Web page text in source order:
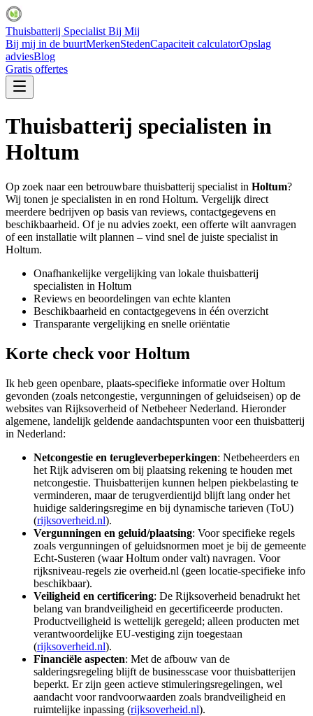
Thuisbatterij Specialist Bij Mij
Bij mij in de buurtMerkenStedenCapaciteit calculatorOpslag
adviesBlog
Gratis offertes
Thuisbatterij specialisten in
Holtum
Op zoek naar een betrouwbare thuisbatterij specialist in Holtum?
Wij tonen je specialisten in en rond Holtum. Vergelijk direct
meerdere bedrijven op basis van reviews, contactgegevens en
beschikbaarheid. Of je nu advies zoekt, een offerte wilt aanvragen
of een installatie wilt plannen – vind snel de juiste specialist in
Holtum.
Onafhankelijke vergelijking van lokale thuisbatterij
specialisten in Holtum
Reviews en beoordelingen van echte klanten
Beschikbaarheid en contactgegevens in één overzicht
Transparante vergelijking en snelle oriëntatie
Korte check voor Holtum
Ik heb geen openbare, plaats-specifieke informatie over Holtum
gevonden (zoals netcongestie, vergunningen of geluidseisen) op de
websites van Rijksoverheid of Netbeheer Nederland. Hieronder
algemene, landelijk geldende aandachtspunten voor een thuisbatterij
in Nederland:
Netcongestie en terugleverbeperkingen: Netbeheerders en
het Rijk adviseren om bij plaatsing rekening te houden met
netcongestie. Thuisbatterijen kunnen helpen piekbelasting te
verminderen, maar de terugverdientijd blijft lang onder het
huidige salderingsregime en bij dynamische tarieven (ToU)
(rijksoverheid.nl).
Vergunningen en geluid/plaatsing: Voor specifieke regels
zoals vergunningen of geluidsnormen moet je bij de gemeente
Echt-Susteren (waar Holtum onder valt) navragen. Voor
rijksniveau-regels zie overheid.nl (geen locatie-specifieke info
beschikbaar).
Veiligheid en certificering: De Rijksoverheid benadrukt het
belang van brandveiligheid en gecertificeerde producten.
Productveiligheid is wettelijk geregeld; alleen producten met
verantwoordelijke EU-vestiging zijn toegestaan
(rijksoverheid.nl).
Financiële aspecten: Met de afbouw van de
salderingsregeling blijft de businesscase voor thuisbatterijen
beperkt. Er zijn geen actieve stimuleringsregelingen, wel
aandacht voor randvoorwaarden zoals brandveiligheid en
ruimtelijke inpassing (rijksoverheid.nl).